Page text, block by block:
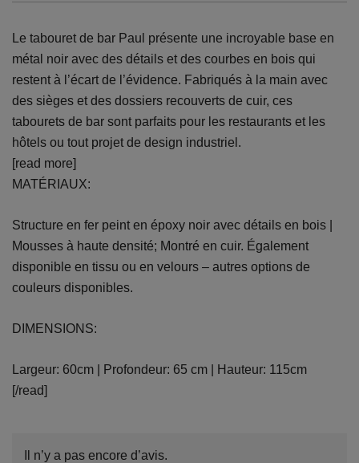
Le tabouret de bar Paul présente une incroyable base en
métal noir avec des détails et des courbes en bois qui
restent à l’écart de l’évidence. Fabriqués à la main avec
des sièges et des dossiers recouverts de cuir, ces
tabourets de bar sont parfaits pour les restaurants et les
hôtels ou tout projet de design industriel.
[read more]
MATÉRIAUX:
Structure en fer peint en époxy noir avec détails en bois |
Mousses à haute densité; Montré en cuir. Également
disponible en tissu ou en velours – autres options de
couleurs disponibles.
DIMENSIONS:
Largeur: 60cm | Profondeur: 65 cm | Hauteur: 115cm
[/read]
Il n’y a pas encore d’avis.